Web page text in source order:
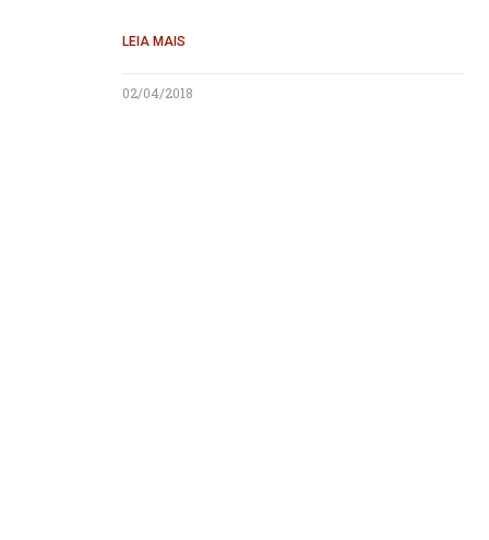
LEIA MAIS
02/04/2018